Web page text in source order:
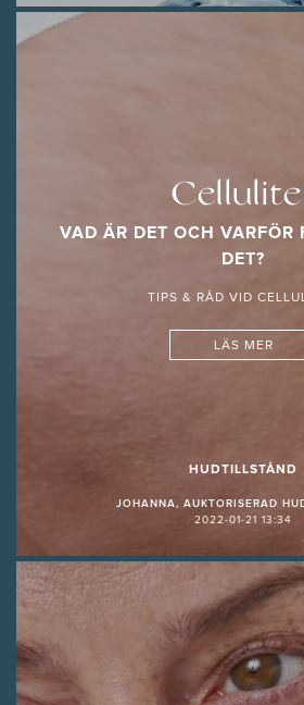
VAD ÄR DET OCH VARFÖR
DET?
TIPS & RÅD VID
LÄS MER
HUDTILLSTÅND
JOHANNA, AUKTORISERAD
2022-01-21 13:34